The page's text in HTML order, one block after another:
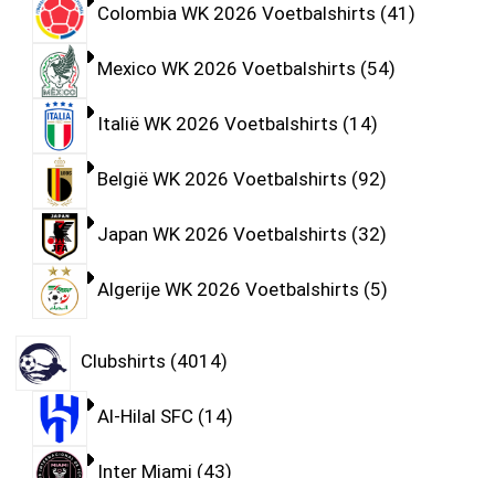
Colombia WK 2026 Voetbalshirts 41
Mexico WK 2026 Voetbalshirts 54
Italië WK 2026 Voetbalshirts 14
België WK 2026 Voetbalshirts 92
Japan WK 2026 Voetbalshirts 32
Algerije WK 2026 Voetbalshirts 5
Clubshirts 4014
Al-Hilal SFC 14
Inter Miami 43